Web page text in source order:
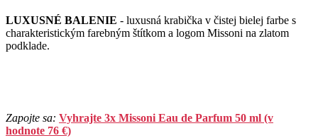
LUXUSNÉ BALENIE - luxusná krabička v čistej bielej farbe s
charakteristickým farebným štítkom a logom Missoni na zlatom
podklade.
Zapojte sa: Vyhrajte 3x Missoni Eau de Parfum 50 ml (v
hodnote 76 €)